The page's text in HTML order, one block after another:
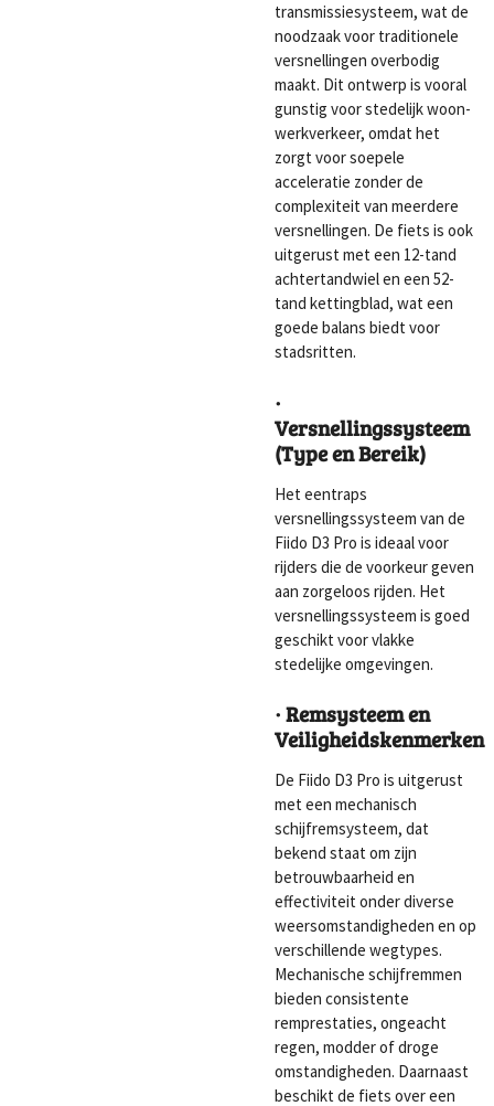
transmissiesysteem, wat de
noodzaak voor traditionele
versnellingen overbodig
maakt. Dit ontwerp is vooral
gunstig voor stedelijk woon-
werkverkeer, omdat het
zorgt voor soepele
acceleratie zonder de
complexiteit van meerdere
versnellingen. De fiets is ook
uitgerust met een 12-tand
achtertandwiel en een 52-
tand kettingblad, wat een
goede balans biedt voor
stadsritten.
·
Versnellingssysteem
(Type en Bereik)
Het eentraps
versnellingssysteem van de
Fiido D3 Pro is ideaal voor
rijders die de voorkeur geven
aan zorgeloos rijden. Het
versnellingssysteem is goed
geschikt voor vlakke
stedelijke omgevingen.
· Remsysteem en
Veiligheidskenmerken
De Fiido D3 Pro is uitgerust
met een mechanisch
schijfremsysteem, dat
bekend staat om zijn
betrouwbaarheid en
effectiviteit onder diverse
weersomstandigheden en op
verschillende wegtypes.
Mechanische schijfremmen
bieden consistente
remprestaties, ongeacht
regen, modder of droge
omstandigheden. Daarnaast
beschikt de fiets over een